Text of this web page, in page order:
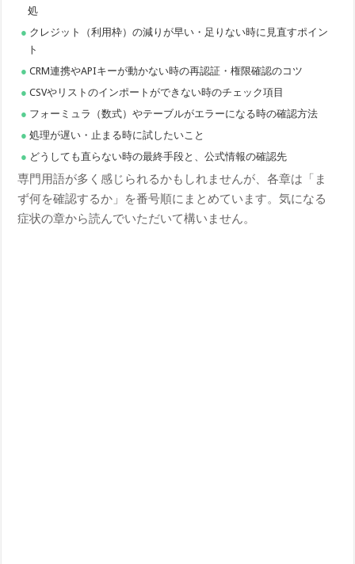
処
クレジット（利用枠）の減りが早い・足りない時に見直すポイン
ト
CRM連携やAPIキーが動かない時の再認証・権限確認のコツ
CSVやリストのインポートができない時のチェック項目
フォーミュラ（数式）やテーブルがエラーになる時の確認方法
処理が遅い・止まる時に試したいこと
どうしても直らない時の最終手段と、公式情報の確認先
専門用語が多く感じられるかもしれませんが、各章は「ま
ず何を確認するか」を番号順にまとめています。気になる
症状の章から読んでいただいて構いません。